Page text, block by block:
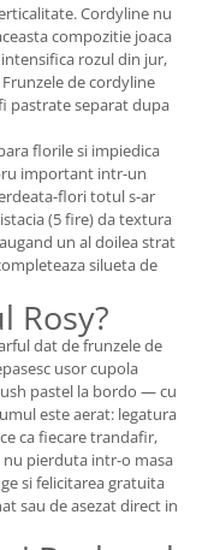
Cordyline nu
compozitie joaca
rozul din jur,
de cordyline
pastrate separat dupa
florile si impiedica
important intr-un
flori totul s-ar
(5 fire) da textura
un al doilea strat
silueta de
Rosy?
dat de frunzele de
usor cupola
pastel la bordo — cu
este aerat: legatura
ca fiecare trandafir,
pierduta intr-o masa
si felicitarea gratuita
sau de asezat direct in